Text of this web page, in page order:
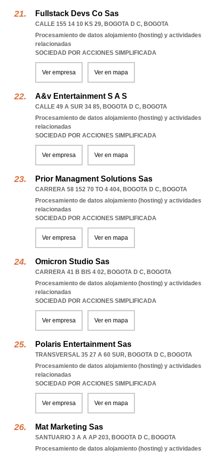
Fullstack Devs Co Sas
CALLE 155 14 10 KS 29, BOGOTA D C, BOGOTA
Procesamiento de datos alojamiento (hosting) y actividades
relacionadas
SOCIEDAD POR ACCIONES SIMPLIFICADA
Ver empresa Ver en mapa
A&v Entertainment S A S
CALLE 49 A SUR 34 85, BOGOTA D C, BOGOTA
Procesamiento de datos alojamiento (hosting) y actividades
relacionadas
SOCIEDAD POR ACCIONES SIMPLIFICADA
Ver empresa Ver en mapa
Prior Managment Solutions Sas
CARRERA 58 152 70 TO 4 404, BOGOTA D C, BOGOTA
Procesamiento de datos alojamiento (hosting) y actividades
relacionadas
SOCIEDAD POR ACCIONES SIMPLIFICADA
Ver empresa Ver en mapa
Omicron Studio Sas
CARRERA 41 B BIS 4 02, BOGOTA D C, BOGOTA
Procesamiento de datos alojamiento (hosting) y actividades
relacionadas
SOCIEDAD POR ACCIONES SIMPLIFICADA
Ver empresa Ver en mapa
Polaris Entertainment Sas
TRANSVERSAL 35 27 A 60 SUR, BOGOTA D C, BOGOTA
Procesamiento de datos alojamiento (hosting) y actividades
relacionadas
SOCIEDAD POR ACCIONES SIMPLIFICADA
Ver empresa Ver en mapa
Mat Marketing Sas
SANTUARIO 3 A A AP 203, BOGOTA D C, BOGOTA
Procesamiento de datos alojamiento (hosting) y actividades